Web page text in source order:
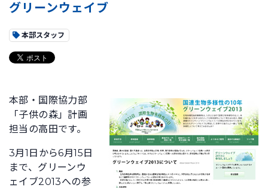
グリーンウェイブ
本部スタッフ
本部・国際協力部
「子供の森」計画
担当の高田です。
3月1日から6月15日
まで、グリーンウ
ェイブ2013への参